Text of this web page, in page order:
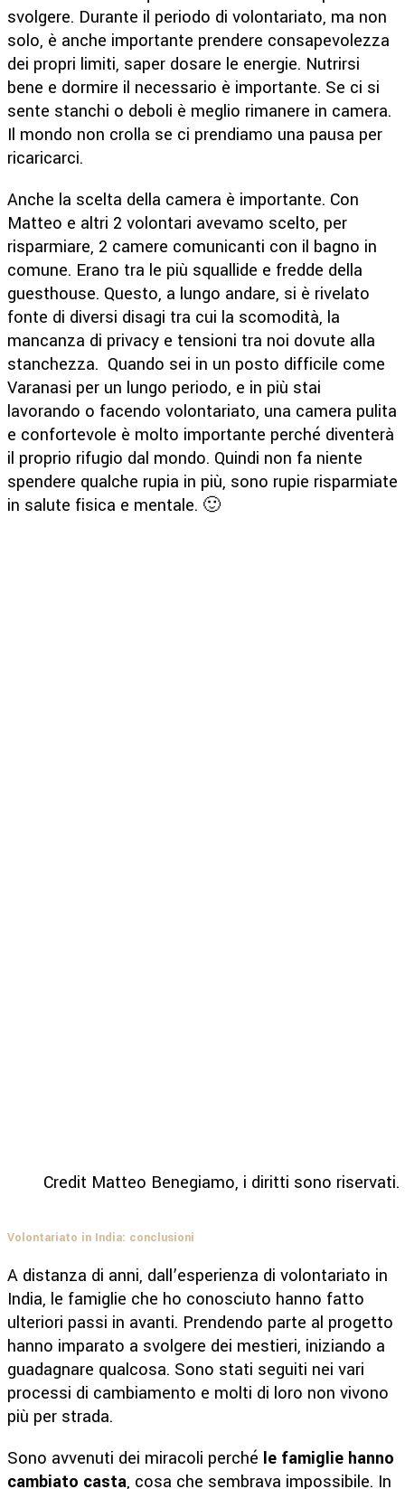
svolgere. Durante il periodo di volontariato, ma non
solo, è anche importante prendere consapevolezza
dei propri limiti, saper dosare le energie. Nutrirsi
bene e dormire il necessario è importante. Se ci si
sente stanchi o deboli è meglio rimanere in camera.
Il mondo non crolla se ci prendiamo una pausa per
ricaricarci.
Anche la scelta della camera è importante. Con
Matteo e altri 2 volontari avevamo scelto, per
risparmiare, 2 camere comunicanti con il bagno in
comune. Erano tra le più squallide e fredde della
guesthouse. Questo, a lungo andare, si è rivelato
fonte di diversi disagi tra cui la scomodità, la
mancanza di privacy e tensioni tra noi dovute alla
stanchezza. Quando sei in un posto difficile come
Varanasi per un lungo periodo, e in più stai
lavorando o facendo volontariato, una camera pulita
e confortevole è molto importante perché diventerà
il proprio rifugio dal mondo. Quindi non fa niente
spendere qualche rupia in più, sono rupie risparmiate
in salute fisica e mentale. 🙂
Credit Matteo Benegiamo, i diritti sono riservati.
Volontariato in India: conclusioni
A distanza di anni, dall’esperienza di volontariato in
India, le famiglie che ho conosciuto hanno fatto
ulteriori passi in avanti. Prendendo parte al progetto
hanno imparato a svolgere dei mestieri, iniziando a
guadagnare qualcosa. Sono stati seguiti nei vari
processi di cambiamento e molti di loro non vivono
più per strada.
Sono avvenuti dei miracoli perché le famiglie hanno
cambiato casta, cosa che sembrava impossibile. In